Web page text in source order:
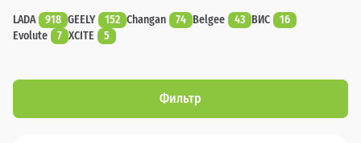
LADA 918 GEELY 152 Changan 74 Belgee 43 ВИС
16
Evolute
7 XCITE 5
Фильтр